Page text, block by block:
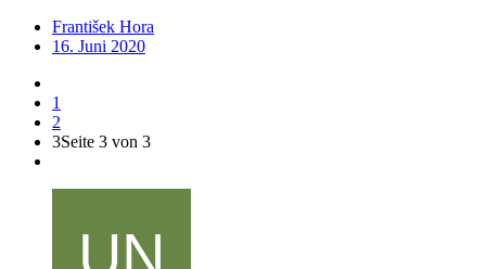
František Hora
16. Juni 2020
1
2
3Seite 3 von 3